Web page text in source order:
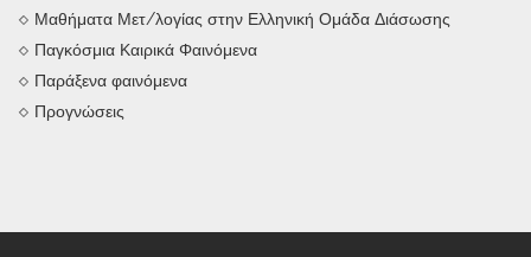
Μαθήματα Μετ/λογίας στην Ελληνική Ομάδα Διάσωσης
Παγκόσμια Καιρικά Φαινόμενα
Παράξενα φαινόμενα
Προγνώσεις